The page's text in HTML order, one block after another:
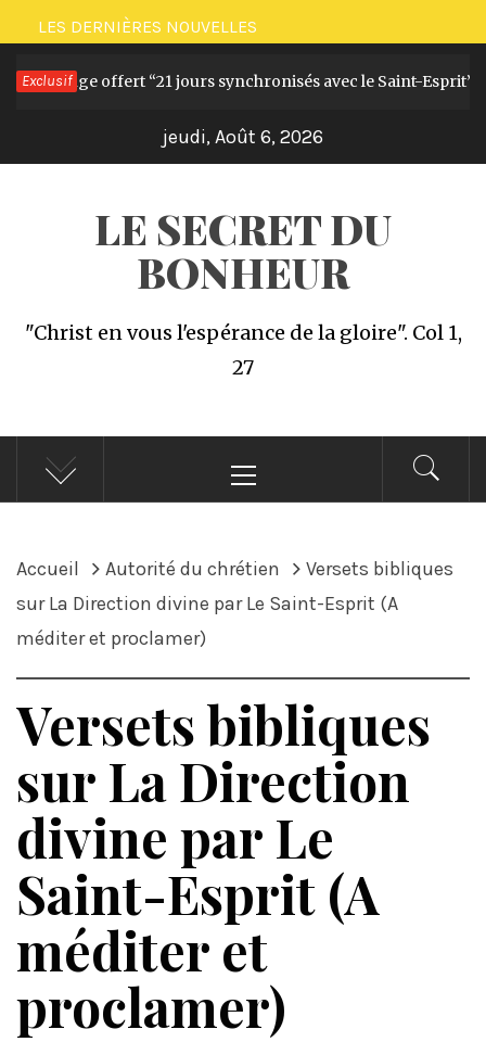
Passer
au
contenu
LES DERNIÈRES NOUVELLES
Exclusifoffert “21 jours synchronisés avec le Saint-Esprit”
jeudi, Août 6, 2026
LE SECRET DU
BONHEUR
"Christ en vous l'espérance de la gloire". Col 1,
27
principal
Accueil Autorité du chrétien
Versets bibliques
sur La Direction divine par Le Saint-Esprit (A
méditer et proclamer)
Versets bibliques
sur La Direction
divine par Le
Saint-Esprit (A
méditer et
proclamer)